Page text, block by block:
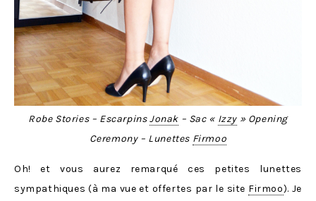
Robe Stories – EscarpinsJonak – Sac « Izzy» Opening
Ceremony – Lunettes Firmoo
Oh! et vous aurez remarqué ces petites lunettes
sympathiques (à ma vue et offertes par le site Firmoo). Je